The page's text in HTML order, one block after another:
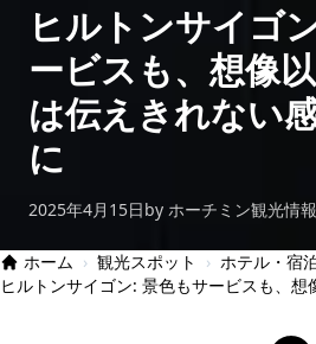
ヒルトンサイゴ
ービスも、想像
は伝えきれない
に
2025年4月15日by ホーチミン観光情
ホーム › 観光スポット › ホテル・宿
ヒルトンサイゴン: 景色もサービスも、想